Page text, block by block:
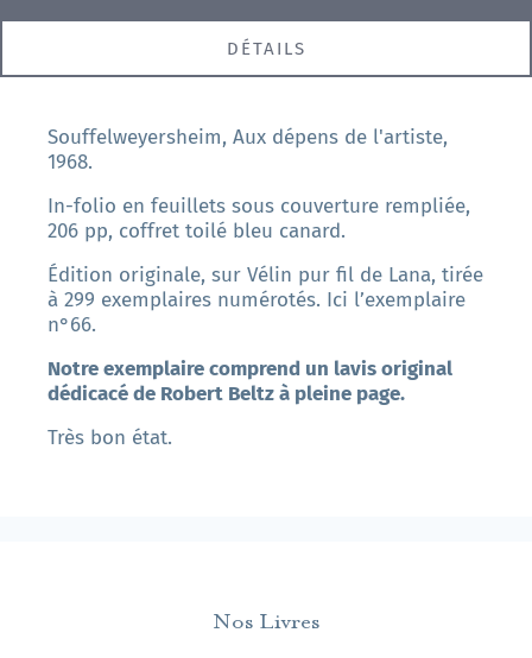
DÉTAILS
Souffelweyersheim, Aux dépens de l'artiste,
1968.
In-folio en feuillets sous couverture rempliée,
206 pp, coffret toilé bleu canard.
Édition originale, sur Vélin pur fil de Lana, tirée
à 299 exemplaires numérotés. Ici l’exemplaire
n°66.
Notre exemplaire comprend un lavis original
dédicacé de Robert Beltz à pleine page.
Très bon état.
Nos Livres